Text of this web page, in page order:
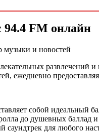
94.4 FM онлайн
музыки и новостей
ежедневно
собой
до душевных
саундтрек для любого